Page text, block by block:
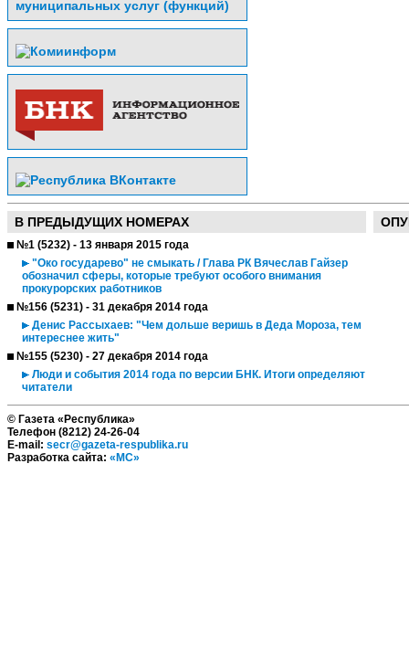
В ПРЕДЫДУЩИХ НОМЕРАХ
№1 (5232) - 13 января 2015 года
"Око государево" не смыкать / Глава РК Вячеслав Гайзер
обозначил сферы, которые требуют особого внимания
прокурорских работников
№156 (5231) - 31 декабря 2014 года
Денис Рассыхаев: "Чем дольше веришь в Деда Мороза, тем
интереснее жить"
№155 (5230) - 27 декабря 2014 года
Люди и события 2014 года по версии БНК. Итоги определяют
читатели
© Газета «Республика»
Телефон (8212) 24-26-04
E-mail: secr@gazeta-respublika.ru
Разработка сайта: «МС»